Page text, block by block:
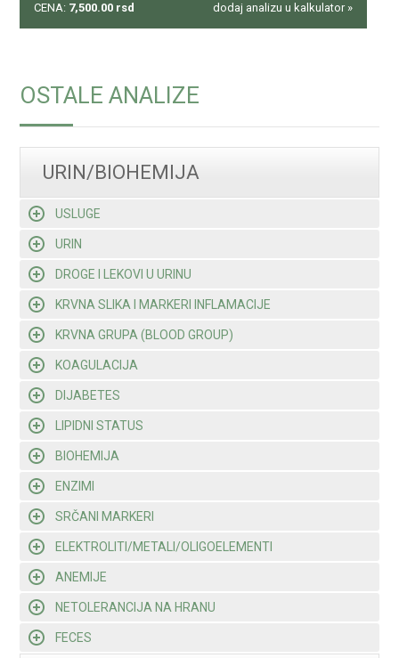
CENA: 7,500.00 rsd dodaj analizu u kalkulator »
OSTALE ANALIZE
URIN/BIOHEMIJA
USLUGE
URIN
DROGE I LEKOVI U URINU
KRVNA SLIKA I MARKERI INFLAMACIJE
KRVNA GRUPA (BLOOD GROUP)
KOAGULACIJA
DIJABETES
LIPIDNI STATUS
BIOHEMIJA
ENZIMI
SRČANI MARKERI
ELEKTROLITI/METALI/OLIGOELEMENTI
ANEMIJE
NETOLERANCIJA NA HRANU
FECES